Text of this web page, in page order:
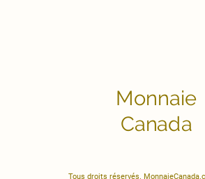
Monnaie
Canada
Tous droits réservés.